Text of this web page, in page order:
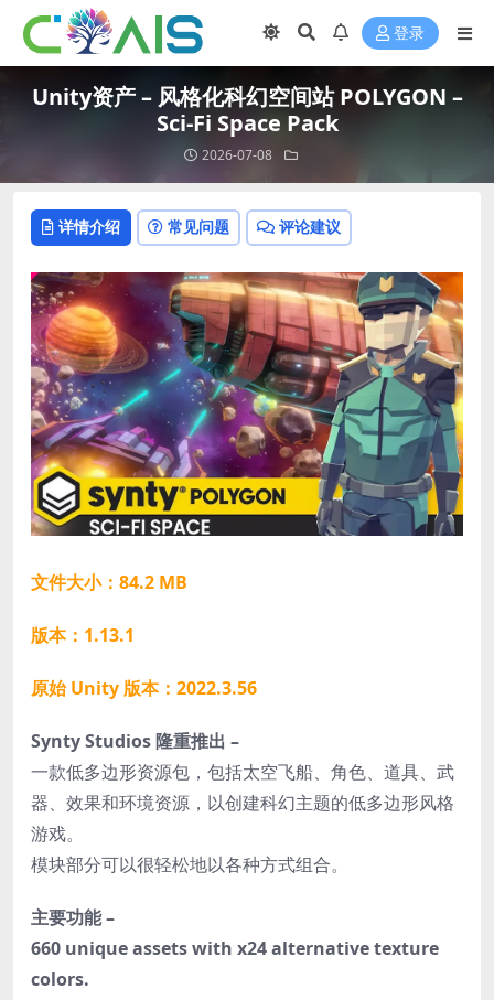
登录
Unity资产 – 风格化科幻空间站 POLYGON –
Sci-Fi Space Pack
2026-07-08
详情介绍 常见问题 评论建议
文件大小：84.2 MB
版本：1.13.1
原始 Unity 版本：2022.3.56
Synty Studios 隆重推出 –
一款低多边形资源包，包括太空飞船、角色、道具、武
器、效果和环境资源，以创建科幻主题的低多边形风格
游戏。
模块部分可以很轻松地以各种方式组合。
主要功能 –
660 unique assets with x24 alternative texture
colors.